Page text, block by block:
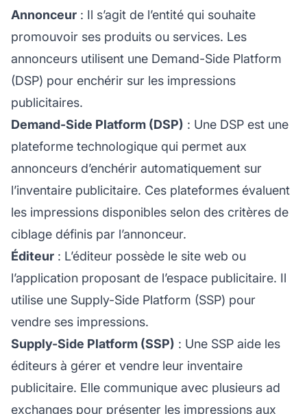
Annonceur : Il s’agit de l’entité qui souhaite
promouvoir ses produits ou services. Les
annonceurs utilisent une Demand-Side Platform
(DSP) pour enchérir sur les impressions
publicitaires.
Demand-Side Platform (DSP) : Une DSP est une
plateforme technologique qui permet aux
annonceurs d’enchérir automatiquement sur
l’inventaire publicitaire. Ces plateformes évaluent
les impressions disponibles selon des critères de
ciblage définis par l’annonceur.
Éditeur : L’éditeur possède le site web ou
l’application proposant de l’espace publicitaire. Il
utilise une Supply-Side Platform (SSP) pour
vendre ses impressions.
Supply-Side Platform (SSP) : Une SSP aide les
éditeurs à gérer et vendre leur inventaire
publicitaire. Elle communique avec plusieurs ad
exchanges pour présenter les impressions aux